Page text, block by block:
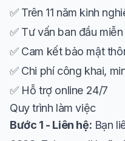
✅ Trên 11 năm kinh
✅ Tư vấn ban đầu
✅ Cam kết bảo mật
✅ Chi phí công khai,
✅ Hỗ trợ online 24/7
Quy trình làm việc
Bước 1 - Liên hệ: Bạn